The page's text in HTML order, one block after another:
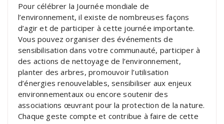
Pour célébrer la Journée mondiale de
l’environnement, il existe de nombreuses façons
d’agir et de participer à cette journée importante.
Vous pouvez organiser des événements de
sensibilisation dans votre communauté, participer à
des actions de nettoyage de l’environnement,
planter des arbres, promouvoir l’utilisation
d’énergies renouvelables, sensibiliser aux enjeux
environnementaux ou encore soutenir des
associations œuvrant pour la protection de la nature.
Chaque geste compte et contribue à faire de cette